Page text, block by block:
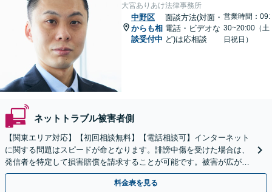
大宮ありあけ法律事務所
中野区
からも相
談受付中
面談方法(対面・
電話・ビデオな
ど)は応相談
営業時間：09:
30~20:00（土
日祝日）
ネットトラブル被害者側
【関東エリア対応】【初回相談無料】【電話相談可】インターネット
に関する問題はスピードが命となります。誹謗中傷を受けた場合は、
発信者を特定して損害賠償を請求することが可能です。被害が広がる
前にご相談ください。【土曜・夜間対応】
料金表を見る